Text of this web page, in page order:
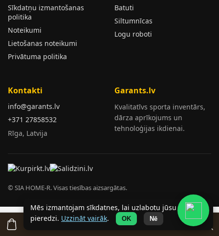
Sīkdatņu izmantošanas
politika
Noteikumi
Lietošanas noteikumi
Privātuma politika
Batuti
Siltumnīcas
Logu roboti
Kontakti
info@garants.lv
+371 27858532
Rīga, Latvija
Garants.lv
Kvalitatīvs sporta inventārs,
dārza aprīkojums un
tehnoloģijas ikdienai.
© SIA HOME-R. Visas tiesības aizsargātas.
Mēs izmantojam sīkdatnes, lai uzlabotu jūsu
pieredzi. Uzzināt vairāk. OK Nē